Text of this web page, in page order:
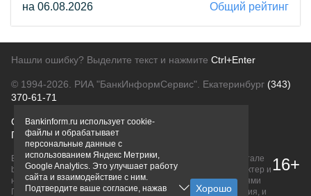
на 06.08.2026 Общий рейтинг
Нашли ошибку? Выделите текст и нажмите Ctrl+Enter
© 1994-2026. РИА "БанкИнформСервис". Екатеринбург (343)
370-61-71
О проектеПолитика конфиденциальности
Правовая информацияДля рекламодателей
Вся информация о продуктах банков, размещенная на портале
bankinform.ru, носит исключительно ознакомительный характер и
не является публичной офертой, определяемой положениями
ГК РФ. Информация не содержит точного и полного описания, и
16+
Bankinform.ru использует cookie-
файлы и обрабатывает
персональные данные с
использованием Яндекс Метрики,
Google Analytics. Это улучшает работу
сайта и взаимодействие с ним.
Подтвердите ваше согласие, нажав